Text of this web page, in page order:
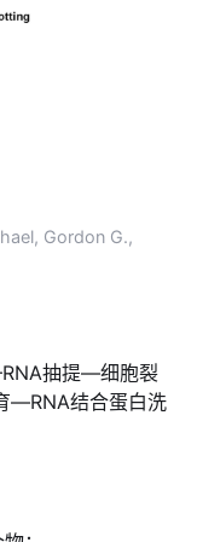
Gordon G.,
抽提—细胞裂
—RNA结合蛋白洗